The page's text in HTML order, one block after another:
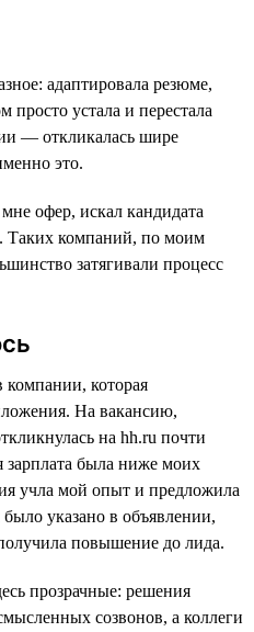
адаптировала резюме,
просто устала и перестала
— откликалась шире
это.
офер, искал кандидата
Таких компаний, по моим
затягивали процесс
компании, которая
На вакансию,
на hh.ru почти
зарплата была ниже моих
учла мой опыт и предложила
указано в объявлении,
повышение до лида.
прозрачные: решения
созвонов, а коллеги